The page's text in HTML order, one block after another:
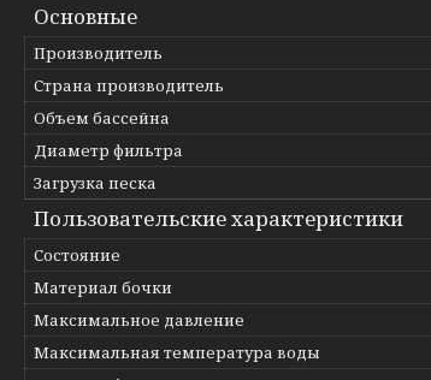
Основные
Производитель
Страна производитель
Объем бассейна
Диаметр фильтра
Загрузка песка
Пользовательские характеристики
Состояние
Материал бочки
Максимальное давление
Максимальная температура воды